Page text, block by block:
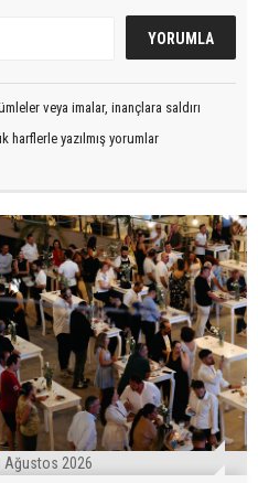
veya imalar, inançlara saldırı
harflerle yazılmış yorumlar
Ağustos 2026